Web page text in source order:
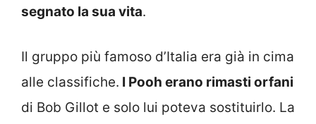
segnato la sua vita.
Il gruppo più famoso d’Italia era già in cima
alle classifiche. I Pooh erano rimasti orfani
di Bob Gillot e solo lui poteva sostituirlo. La